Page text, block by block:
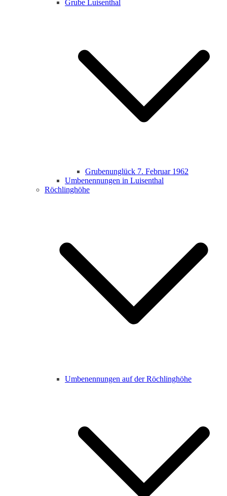
Grube Luisenthal
Grubenunglück 7. Februar 1962
Umbenennungen in Luisenthal
Röchlinghöhe
Umbenennungen auf der Röchlinghöhe